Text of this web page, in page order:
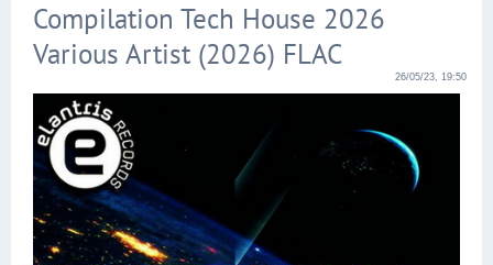
Compilation Tech House 2026
Various Artist (2026) FLAC
26/05/23, 19:50